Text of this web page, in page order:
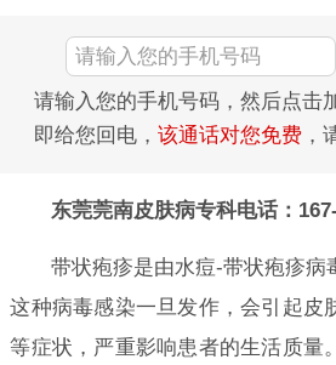
请输入您的手机号码，然后点击
即给您回电， 该通话对您免费 ，
东莞莞南皮肤病专科电话：
带状疱疹是由水痘-带状疱疹病
这种病毒感染一旦发作，会引起皮
等症状，严重影响患者的生活质量